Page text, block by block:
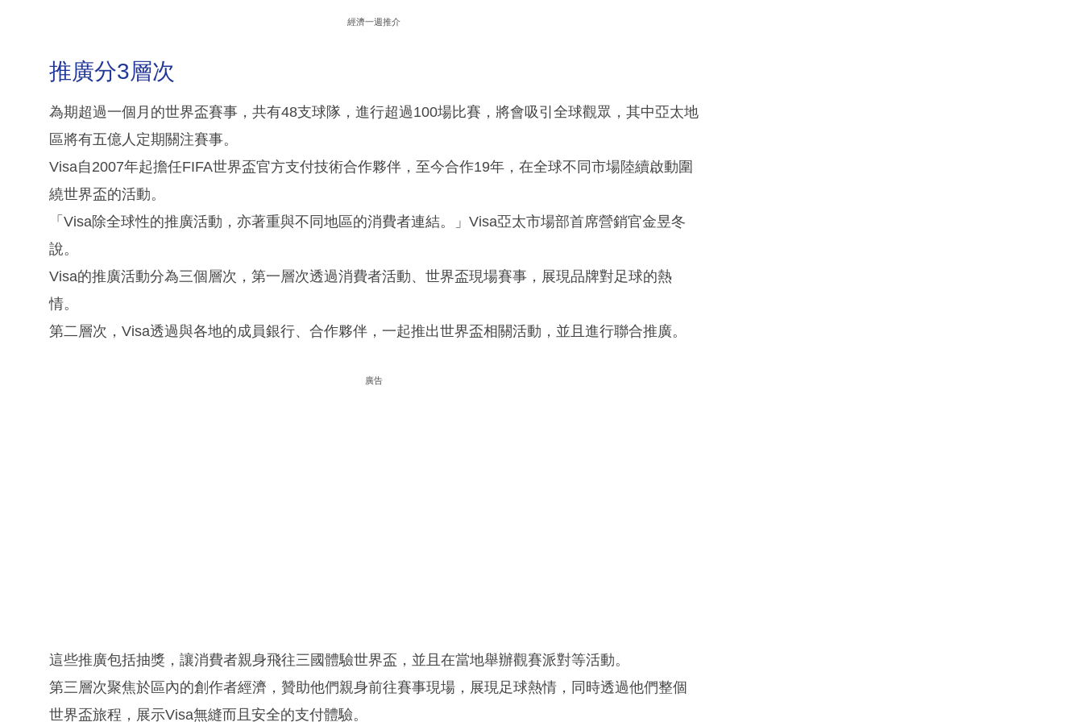
經濟一週推介
推廣分3層次
為期超過一個月的世界盃賽事，共有48支球隊，進行超過100場比賽，將會吸引全球觀眾，其中亞太地
區將有五億人定期關注賽事。
Visa自2007年起擔任FIFA世界盃官方支付技術合作夥伴，至今合作19年，在全球不同市場陸續啟動圍
繞世界盃的活動。
「Visa除全球性的推廣活動，亦著重與不同地區的消費者連結。」Visa亞太市場部首席營銷官金昱冬
說。
Visa的推廣活動分為三個層次，第一層次透過消費者活動、世界盃現場賽事，展現品牌對足球的熱
情。
第二層次，Visa透過與各地的成員銀行、合作夥伴，一起推出世界盃相關活動，並且進行聯合推廣。
廣告
這些推廣包括抽獎，讓消費者親身飛往三國體驗世界盃，並且在當地舉辦觀賽派對等活動。
第三層次聚焦於區內的創作者經濟，贊助他們親身前往賽事現場，展現足球熱情，同時透過他們整個
世界盃旅程，展示Visa無縫而且安全的支付體驗。